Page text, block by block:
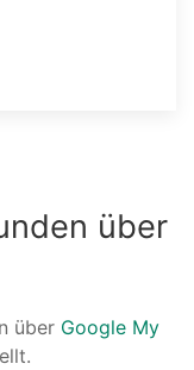
über
über Google My